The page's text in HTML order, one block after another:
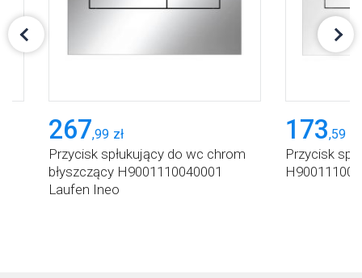
267,99 zł
Przycisk spłukujący do wc chrom
błyszczący H9001110040001
Laufen Ineo
173,59
Przycisk